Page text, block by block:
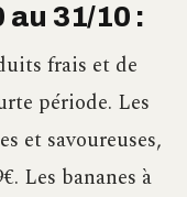
31/10 :
frais et de
période. Les
et savoureuses,
Les bananes à